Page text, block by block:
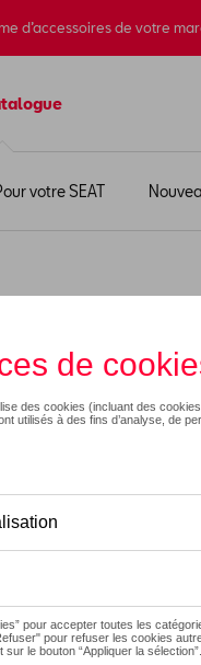
d’accessoires de votre
votre SEAT
Suivez nous